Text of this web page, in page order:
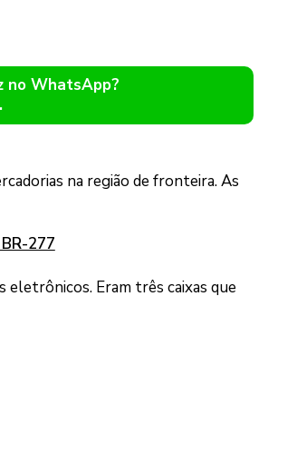
no WhatsApp?
na região de fronteira. As
277
eletrônicos. Eram três caixas que